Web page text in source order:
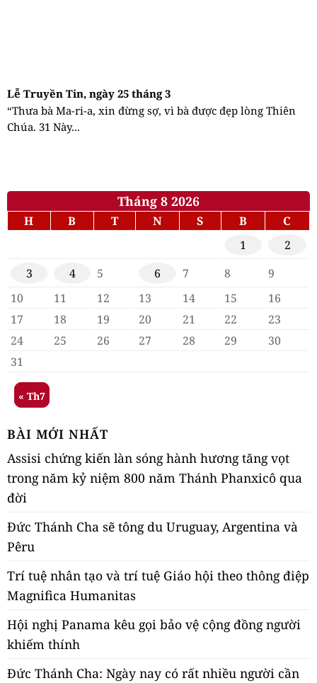
Lễ Truyền Tin, ngày 25 tháng 3
“Thưa bà Ma-ri-a, xin đừng sợ, vì bà được đẹp lòng Thiên
Chúa. 31 Này...
Tháng 8 2026
H B T N S B
C
1
2
3
4 5 6 7 8
9
10
11 12 13 14 15
16
17
18 19 20 21 22
23
24
25 26 27 28 29
30
31
« Th7
BÀI MỚI NHẤT
Assisi chứng kiến làn sóng hành hương tăng vọt
trong năm kỷ niệm 800 năm Thánh Phanxicô qua
đời
Đức Thánh Cha sẽ tông du Uruguay, Argentina và
Pêru
Trí tuệ nhân tạo và trí tuệ Giáo hội theo thông điệp
Magnifica Humanitas
Hội nghị Panama kêu gọi bảo vệ cộng đồng người
khiếm thính
Đức Thánh Cha: Ngày nay có rất nhiều người cần